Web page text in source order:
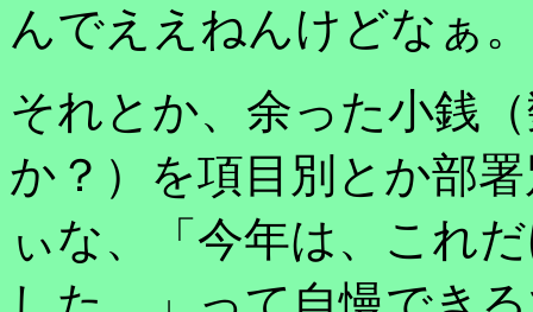
んでええねんけどなぁ。
それとか、余った小銭
か？）を項目別とか部
ぃな、「今年は、これ